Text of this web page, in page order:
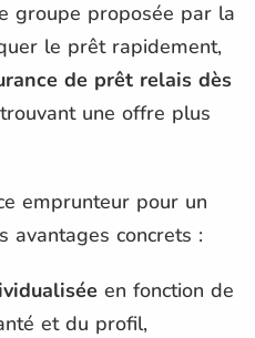
groupe proposée par la
le prêt rapidement,
de prêt relais dès
une offre plus
emprunteur pour un
avantages concrets :
en fonction de
et du profil,